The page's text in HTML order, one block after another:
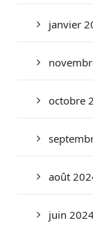
janvier
octobre
août
juin